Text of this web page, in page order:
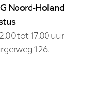
Noord-Holland
tot 17.00 uur
126,